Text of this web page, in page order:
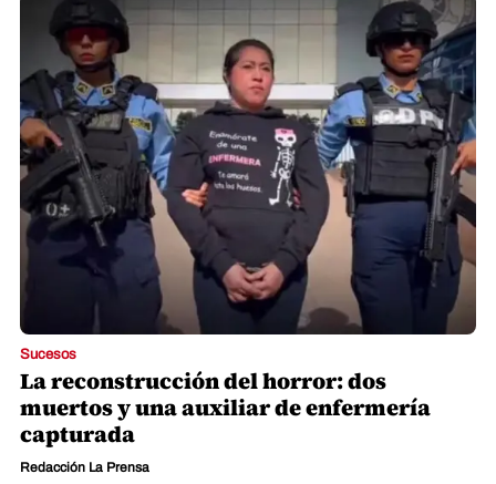
Sucesos
La reconstrucción del horror: dos
muertos y una auxiliar de enfermería
capturada
Redacción La Prensa